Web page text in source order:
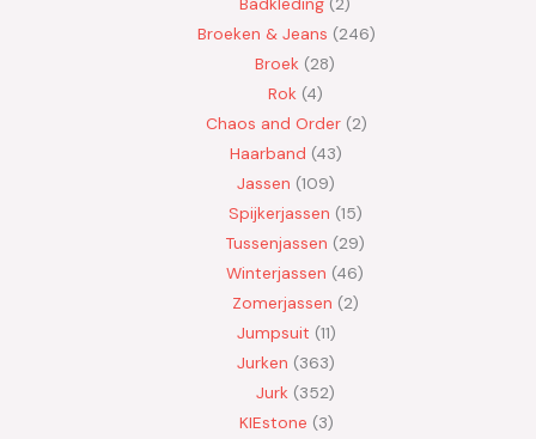
Broeken & Jeans 246
Broek 28
Rok 4
Chaos and Order 2
Haarband 43
Jassen 109
Spijkerjassen 15
Tussenjassen 29
Winterjassen 46
Zomerjassen 2
Jumpsuit 11
Jurken 363
Jurk 352
KIEstone 3